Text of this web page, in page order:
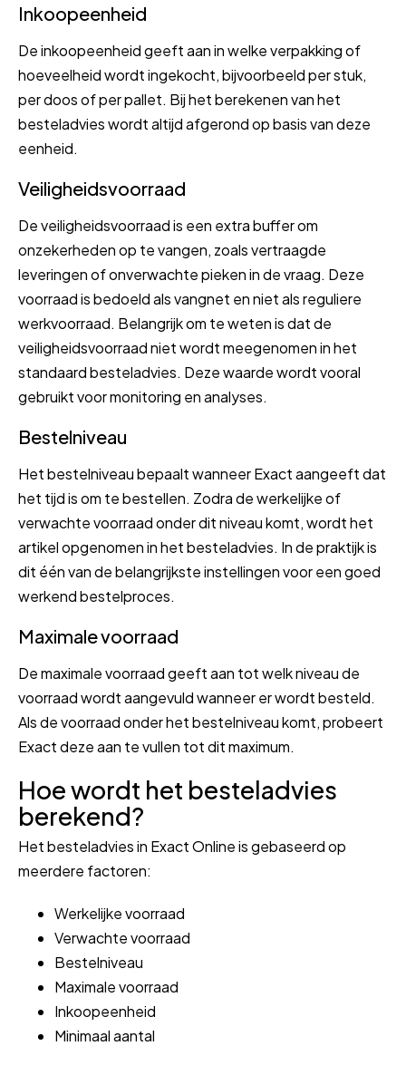
Inkoopeenheid
De inkoopeenheid geeft aan in welke verpakking of
hoeveelheid wordt ingekocht, bijvoorbeeld per stuk,
per doos of per pallet. Bij het berekenen van het
besteladvies wordt altijd afgerond op basis van deze
eenheid.
Veiligheidsvoorraad
De veiligheidsvoorraad is een extra buffer om
onzekerheden op te vangen, zoals vertraagde
leveringen of onverwachte pieken in de vraag. Deze
voorraad is bedoeld als vangnet en niet als reguliere
werkvoorraad. Belangrijk om te weten is dat de
veiligheidsvoorraad niet wordt meegenomen in het
standaard besteladvies. Deze waarde wordt vooral
gebruikt voor monitoring en analyses.
Bestelniveau
Het bestelniveau bepaalt wanneer Exact aangeeft dat
het tijd is om te bestellen. Zodra de werkelijke of
verwachte voorraad onder dit niveau komt, wordt het
artikel opgenomen in het besteladvies. In de praktijk is
dit één van de belangrijkste instellingen voor een goed
werkend bestelproces.
Maximale voorraad
De maximale voorraad geeft aan tot welk niveau de
voorraad wordt aangevuld wanneer er wordt besteld.
Als de voorraad onder het bestelniveau komt, probeert
Exact deze aan te vullen tot dit maximum.
Hoe wordt het besteladvies
berekend?
Het besteladvies in Exact Online is gebaseerd op
meerdere factoren:
Werkelijke voorraad
Verwachte voorraad
Bestelniveau
Maximale voorraad
Inkoopeenheid
Minimaal aantal